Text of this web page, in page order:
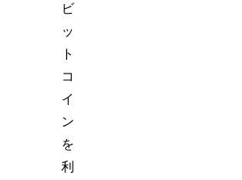
ビ
ッ
ト
コ
イ
ン
を
利